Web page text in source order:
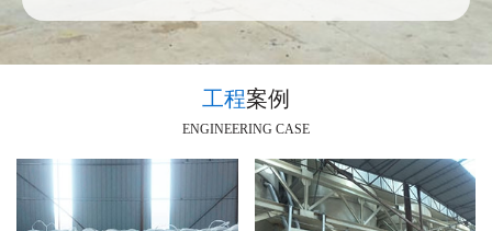
工程案例
ENGINEERING CASE